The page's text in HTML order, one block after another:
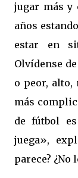
jugar más y
años
estar en
Olvídense
o peor, alto,
más
de fútbol
juega»,
parece? ¿No